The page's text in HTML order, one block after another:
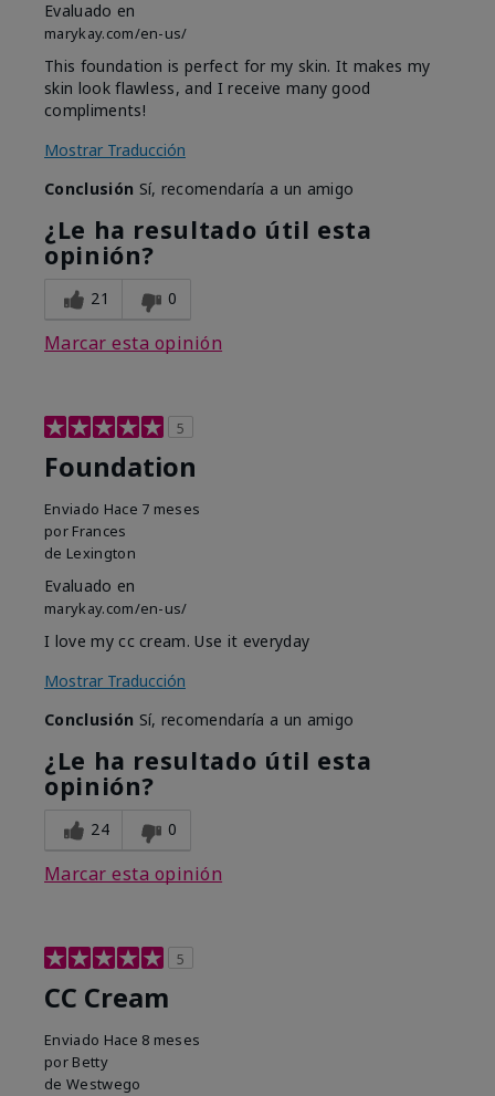
Evaluado en
marykay.com/en-us/
This foundation is perfect for my skin. It makes my
skin look flawless, and I receive many good
compliments!
Mostrar Traducción
Conclusión Sí, recomendaría a un amigo
¿Le ha resultado útil esta
opinión?
21 0
Marcar esta opinión
5
Foundation
Enviado Hace 7 meses
por Frances
de Lexington
Evaluado en
marykay.com/en-us/
I love my cc cream. Use it everyday
Mostrar Traducción
Conclusión Sí, recomendaría a un amigo
¿Le ha resultado útil esta
opinión?
24 0
Marcar esta opinión
5
CC Cream
Enviado Hace 8 meses
por Betty
de Westwego